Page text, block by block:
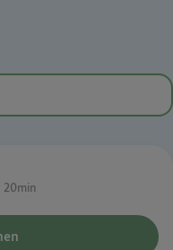
20min